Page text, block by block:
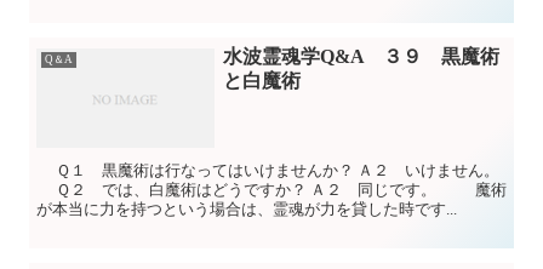
Q＆A
水波霊魂学Q&A ３９ 黒魔術
と白魔術
Ｑ１ 黒魔術は行なってはいけませんか？ Ａ２ いけません。
Ｑ２ では、白魔術はどうですか？ Ａ２ 同じです。 魔術
が本当に力を持つという場合は、霊魂が力を貸した時です...